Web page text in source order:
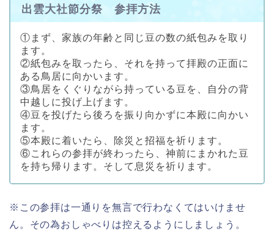
出雲大社節分祭 参拝方法
①まず、家族の年齢と同じ豆の数の紙包みを取り
ます。
②紙包みを取ったら、それを持って拝殿の正面に
ある鳥居に向かいます。
③鳥居をくぐりながら持っている豆を、自分の背
中越しに投げ上げます。
④豆を投げたら後ろを振り向かずに本殿に向かい
ます。
⑤本殿に着いたら、除災と招福を祈ります。
⑥これらの参拝が終わったら、神前にまかれた豆
を持ち帰ります。そして息災を祈ります。
※この参拝は一通りを無言で行わなくてはいけませ
ん。その為おしゃべりは控えるようにしましょう。